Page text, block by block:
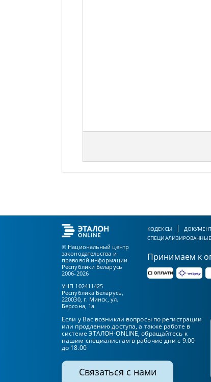
© Национальный центр
законодательства и
правовой информации
Республики Беларусь
2006-2026
УНП 102411425
Республика Беларусь,
220030, г. Минск, ул.
Берсона, 1а
КОДЕКСЫ
Принимаем к
Если у Вас возникли вопросы по регистрации
или продлению доступа, а также работе в
системе ЭТАЛОН-ONLINE, обращайтесь к
нашим специалистам в рабочие дни с 9.00
до 18.00
Связаться с нами